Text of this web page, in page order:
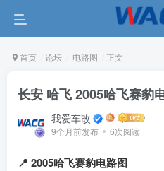
首页 论坛 电路图 正文
长安 哈飞 2005哈飞赛豹
我爱车改
9个月前发布 6次阅读
📍 2005哈飞赛豹电路图